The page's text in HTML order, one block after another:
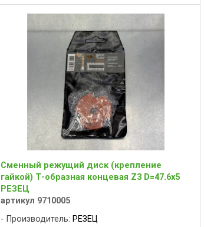
Сменный режущий диск (крепление
гайкой) Т-образная концевая Z3 D=47.6x5
РЕЗЕЦ
артикул 9710005
Производитель: РЕЗЕЦ